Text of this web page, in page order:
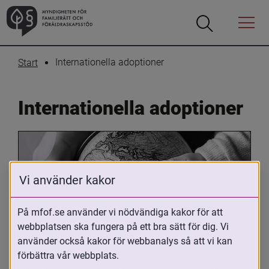
Öppna
Öppna
Menyn
Start Internationella adoptioner
Internationella adoptioner
Oavsett om du är adopterad,
adoptivförälder eller arbetar med
Vi använder kakor
På mfof.se använder vi nödvändiga kakor för att
webbplatsen ska fungera på ett bra sätt för dig. Vi
använder också kakor för webbanalys så att vi kan
förbättra vår webbplats.